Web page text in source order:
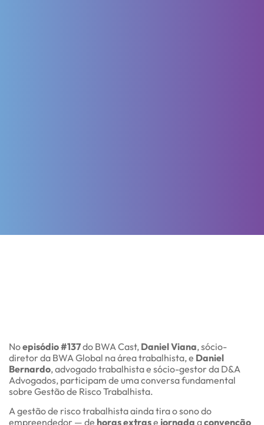
Noepisódio #137do BWA Cast, Daniel Viana, sócio-
diretor da BWA Global na área trabalhista, e Daniel
Bernardo, advogado trabalhista e sócio-gestor da D&A
Advogados, participam de uma conversa fundamental
sobre Gestão de Risco Trabalhista.
A gestão de risco trabalhista ainda tira o sono do
empreendedor — de horas extrase jornada aconvenção